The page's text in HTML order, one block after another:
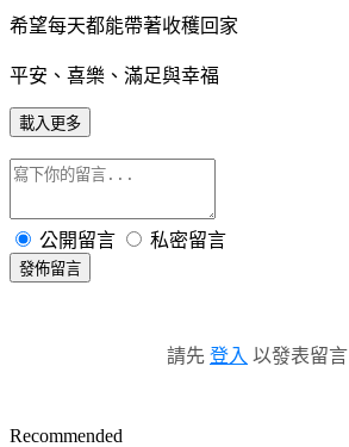
希望每天都能帶著收穫回家
平安、喜樂、滿足與幸福
載入更多
公開留言 私密留言
發佈留言
請先 登入 以發表留言
Recommended